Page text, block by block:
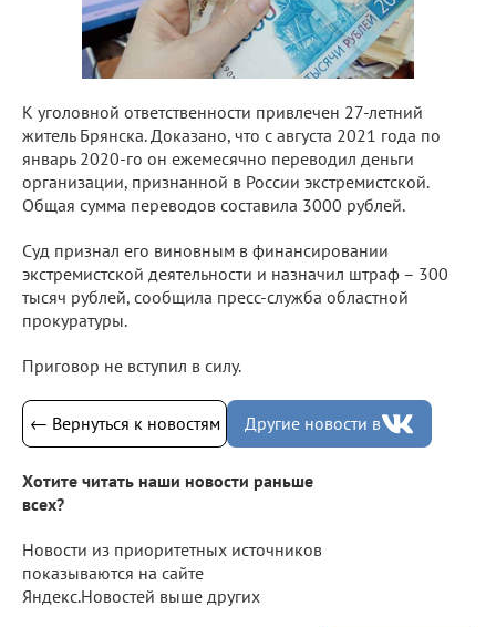
К уголовной ответственности привлечен 27-летний
житель Брянска. Доказано, что с августа 2021 года по
январь 2020-го он ежемесячно переводил деньги
организации, признанной в России экстремистской.
Общая сумма переводов составила 3000 рублей.
Суд признал его виновным в финансировании
экстремистской деятельности и назначил штраф – 300
тысяч рублей, сообщила пресс-служба областной
прокуратуры.
Приговор не вступил в силу.
← Вернуться к новостям Другие новости в
Хотите читать наши новости раньше
всех?
Новости из приоритетных источников
показываются на сайте
Яндекс.Новостей выше других